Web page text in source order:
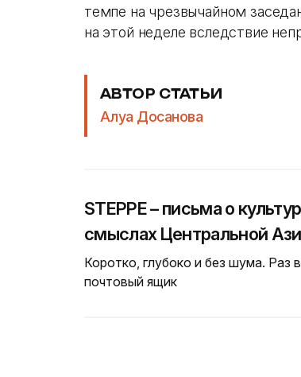
темпе на чрезвычайном
на этой неделе вследствие
АВТОР СТАТЬИ
Алуа Досанова
STEPPE – письма о
смыслах Центральной
Коротко, глубоко и без шума.
почтовый ящик